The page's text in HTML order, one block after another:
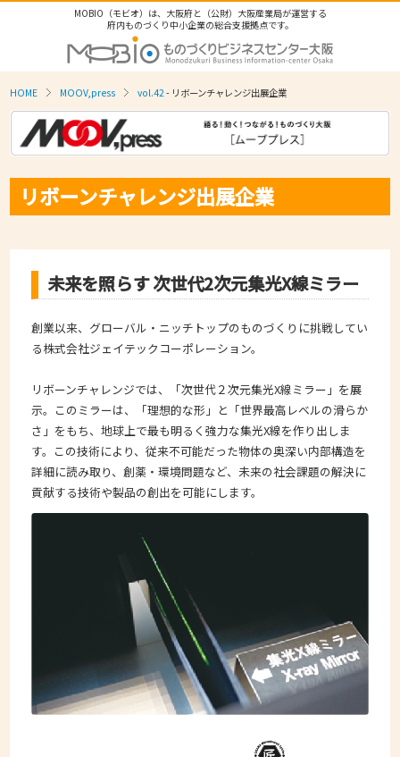
MOBIO（モビオ）は、大阪府と（公財）大阪産業局が運営する
府内ものづくり中小企業の総合支援拠点です。
HOME MOOV,press vol.42- リボーンチャレンジ出展企業
リボーンチャレンジ出展企業
未来を照らす 次世代2次元集光X線ミラー
創業以来、グローバル・ニッチトップのものづくりに挑戦してい
る株式会社ジェイテックコーポレーション。
リボーンチャレンジでは、「次世代２次元集光X線ミラー」を展
示。このミラーは、「理想的な形」と「世界最高レベルの滑らか
さ」をもち、地球上で最も明るく強力な集光X線を作り出しま
す。この技術により、従来不可能だった物体の奥深い内部構造を
詳細に読み取り、創薬・環境問題など、未来の社会課題の解決に
貢献する技術や製品の創出を可能にします。